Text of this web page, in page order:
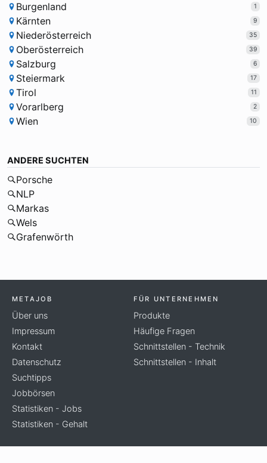
Burgenland
1
Kärnten 9
Niederösterreich 35
Oberösterreich 39
Salzburg 6
Steiermark 17
Tirol 11
Vorarlberg 2
Wien 10
ANDERE SUCHTEN
Porsche
NLP
Markas
Wels
Grafenwörth
METAJOB
Über uns
Impressum
Kontakt
Datenschutz
Suchtipps
Jobbörsen
Statistiken - Jobs
Statistiken - Gehalt
FÜR UNTERNEHMEN
Produkte
Häufige Fragen
Schnittstellen - Technik
Schnittstellen - Inhalt